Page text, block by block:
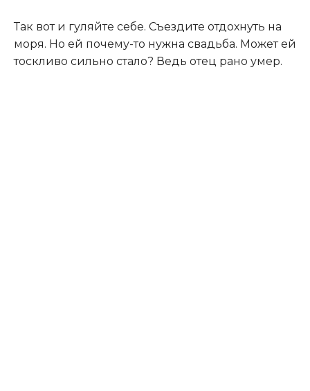
Так вот и гуляйте себе. Съездите отдохнуть на
моря. Но ей почему-то нужна свадьба. Может ей
тоскливо сильно стало? Ведь отец рано умер.